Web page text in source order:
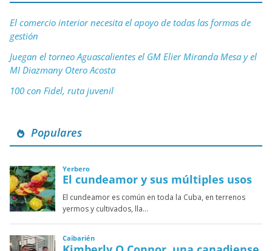
El comercio interior necesita el apoyo de todas las formas de
gestión
Juegan el torneo Aguascalientes el GM Elier Miranda Mesa y el
MI Diazmany Otero Acosta
100 con Fidel, ruta juvenil
Populares